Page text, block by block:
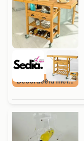
Beoordeeld met 9+